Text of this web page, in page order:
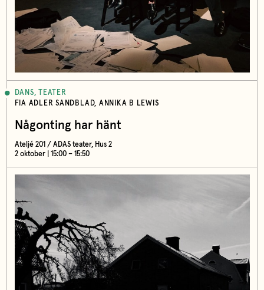
DANS, TEATER
FIA ADLER SANDBLAD, ANNIKA B LEWIS
Någonting har hänt
Ateljé 201 / ADAS teater, Hus 2
2 oktober | 15:00 – 15:50